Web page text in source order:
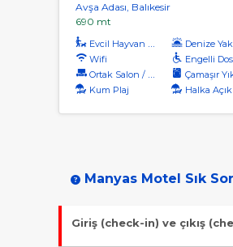
Avşa Adası, Balıkesir
690 mt
Evcil Hayvan Kabul
Denize
Wifi
Engelli
Ortak Salon / Tv Alanı
Çamaşır
Kum Plaj
Halka
Manyas Motel Sık
Giriş (check-in) ve çıkış